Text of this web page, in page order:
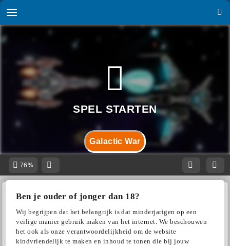
Ben je ouder of jonger dan 18?
Wij begrijpen dat het belangrijk is dat minderjarigen op een
veilige manier gebruik maken van het internet. We beschouwen
het ook als onze verantwoordelijkheid om de website
kindvriendelijk te maken en inhoud te tonen die bij jouw
Galactic War
76%